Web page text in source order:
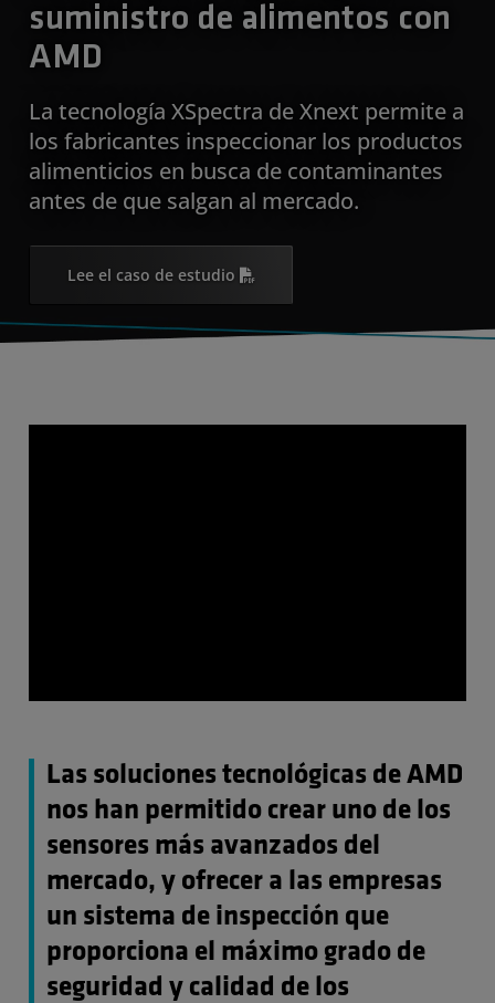
suministro de alimentos con
AMD
La tecnología XSpectra de Xnext permite a
los fabricantes inspeccionar los productos
alimenticios en busca de contaminantes
antes de que salgan al mercado.
Lee el caso de estudio
Las soluciones tecnológicas de AMD
nos han permitido crear uno de los
sensores más avanzados del
mercado, y ofrecer a las empresas
un sistema de inspección que
proporciona el máximo grado de
seguridad y calidad de los